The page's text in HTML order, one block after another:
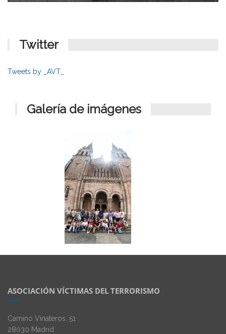
Twitter
Tweets by _AVT_
Galería de imágenes
ASOCIACIÓN VÍCTIMAS DEL TERRORISMO
Camino Vinateros, 51
28030 Madrid